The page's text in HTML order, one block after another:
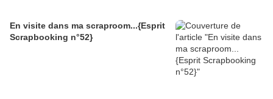
En visite dans ma scraproom...{Esprit
Scrapbooking n°52}